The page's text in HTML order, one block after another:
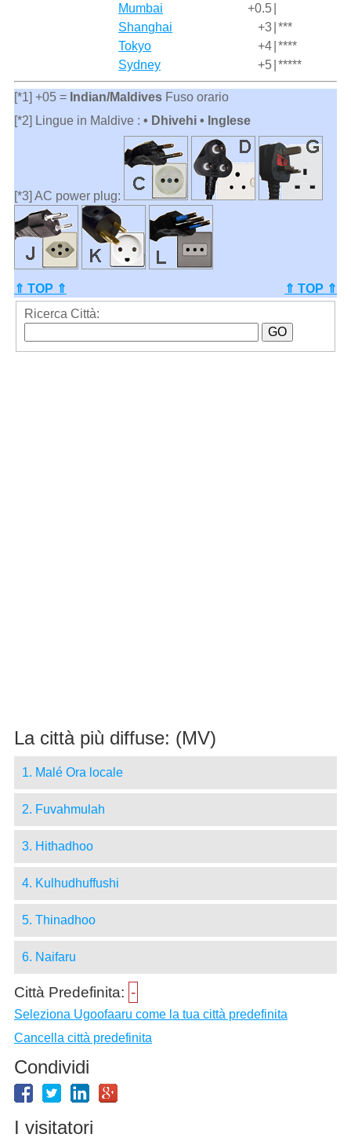
Mumbai
+0.5
Shanghai
+3 ***
Tokyo
+4 ****
Sydney
+5 *****
[*1] +05 = Indian/MaldivesFuso orario
[*2] Lingue in Maldive : • Dhivehi • Inglese
[*3] AC power plug:
⇑ TOP ⇑
⇑ TOP ⇑
Ricerca Città:
La città più diffuse: (MV)
1. Malé Ora locale
2. Fuvahmulah
3. Hithadhoo
4. Kulhudhuffushi
5. Thinadhoo
6. Naifaru
Città Predefinita: -
Seleziona Ugoofaaru come la tua città predefinita
Cancella città predefinita
Condividi
I visitatori